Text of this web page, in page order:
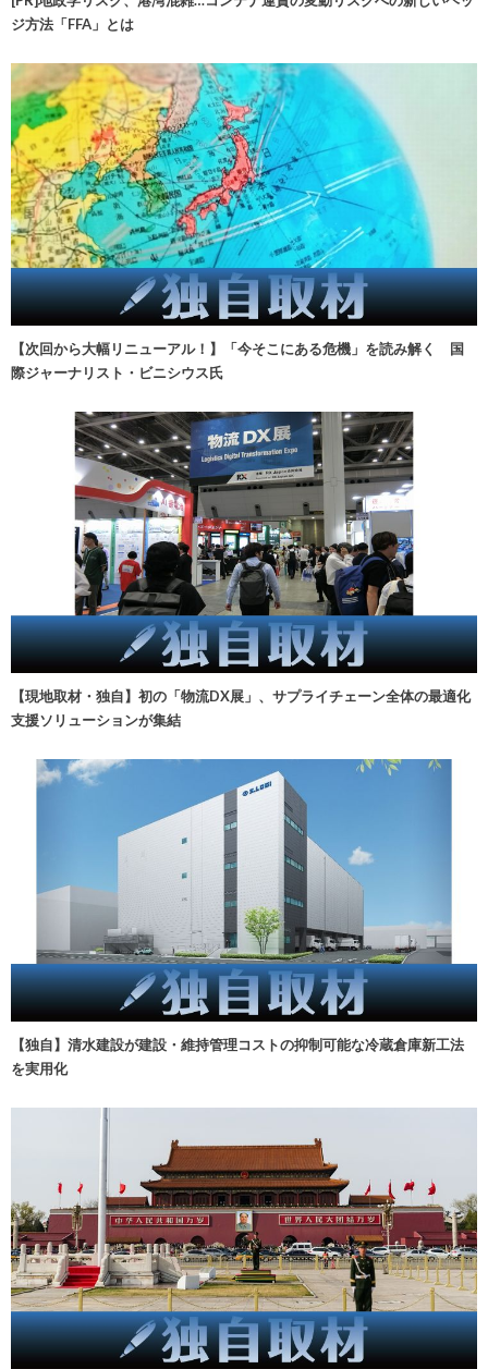
ジ方法「FFA」とは
【次回から大幅リニューアル！】「今そこにある危機」を読み解く 国
際ジャーナリスト・ビニシウス氏
【現地取材・独自】初の「物流DX展」、サプライチェーン全体の最適化
支援ソリューションが集結
【独自】清水建設が建設・維持管理コストの抑制可能な冷蔵倉庫新工法
を実用化